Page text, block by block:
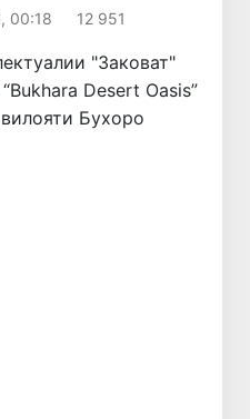
00:18 12 951
"Заковат"
Desert Oasis”
Бухоро